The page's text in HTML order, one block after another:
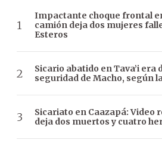
Impactante choque frontal
camión deja dos mujeres
Esteros
Sicario abatido en Tava’i
seguridad de Macho, según
Sicariato en Caazapá: Video
deja dos muertos y cuatro